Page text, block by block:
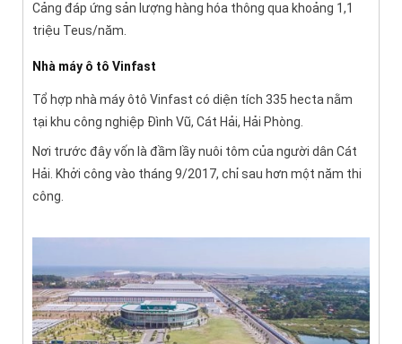
Cảng đáp ứng sản lượng hàng hóa thông qua khoảng 1,1
triệu Teus/năm.
Nhà máy ô tô Vinfast
Tổ hợp nhà máy ôtô Vinfast có diện tích 335 hecta nằm
tại khu công nghiệp Đình Vũ, Cát Hải, Hải Phòng.
Nơi trước đây vốn là đầm lầy nuôi tôm của người dân Cát
Hải. Khởi công vào tháng 9/2017, chỉ sau hơn một năm thi
công.